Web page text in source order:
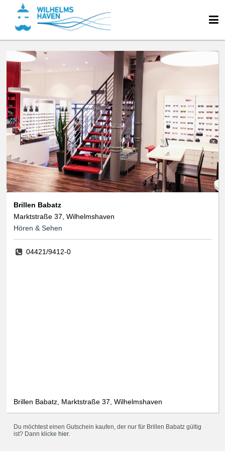
Brillen Babatz
Marktstraße 37, Wilhelmshaven
Hören & Sehen
04421/9412-0
Brillen Babatz, Marktstraße 37, Wilhelmshaven
Du möchtest einen Gutschein kaufen, der nur für Brillen Babatz gültig
ist? Dann klicke hier.